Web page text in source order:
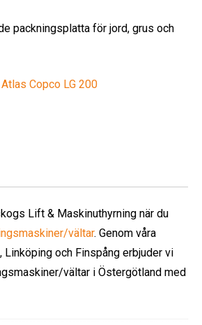
packningsplatta för jord, grus och
Copco LG 200
Lift & Maskinuthyrning när du
vältar. Genom våra
Linköping och Finspång erbjuder vi
vältar i Östergötland med